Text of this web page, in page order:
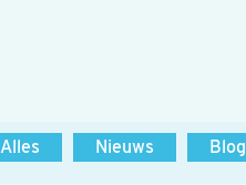
Alles Nieuws Blog